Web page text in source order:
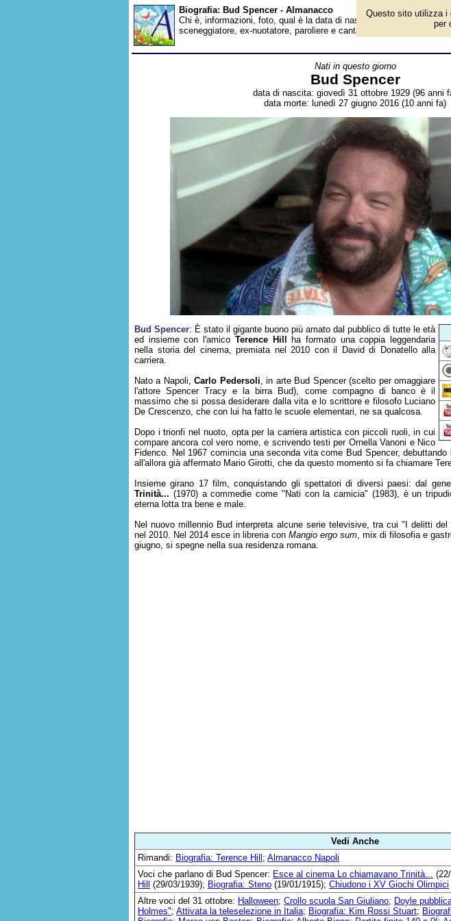
Biografia: Bud Spencer - Almanacco
Chi è, informazioni, foto, qual è la data di nascita, dove è nato,
sceneggiatore, ex-nuotatore, paroliere e cantante italiano. Breve
Nati in questo giorno
Bud Spencer
data di nascita: giovedì 31 ottobre 1929 (96 anni
data morte: lunedì 27 giugno 2016 (10 anni fa)
Bud Spencer: È stato il gigante buono più amato dal pubblico di tutte le età
ed insieme con l'amico Terence Hill
ha formato una coppia leggendaria
nella storia del cinema, premiata nel 2010 con il David di Donatello alla
carriera.
Nato a Napoli,Carlo Pedersoli, in arte Bud Spencer (scelto per omaggiare
l'attore Spencer Tracy e la birra Bud), come compagno di banco è il
massimo che si possa desiderare dalla vita e lo scrittore e filosofo Luciano
De Crescenzo, che con lui ha fatto le scuole elementari, ne sa qualcosa.
Dopo i trionfi nel nuoto, opta per la carriera artistica con piccoli ruoli, in cui
compare ancora col vero nome, e scrivendo testi per Ornella Vanoni e Nico
Fidenco. Nel 1967 comincia una seconda vita come Bud Spencer, debuttando
all'allora già affermato Mario Girotti, che da questo momento si fa chiamare
Insieme girano 17 film, conquistando gli spettatori di diversi paesi: dal
Trinità... (1970) a commedie come "Nati con la camicia" (1983), è un
eterna lotta tra bene e male.
Nel nuovo millennio Bud interpreta alcune serie televisive, tra cui "I delitti
nel 2010. Nel 2014 esce in libreria con Mangio ergo sum, mix di filosofia e
giugno, si spegne nella sua residenza romana.
Vedi Anche
Rimandi: Biografia: Terence Hill ; Almanacco Napoli
Voci che parlano di Bud Spencer: Esce al cinema Lo chiamavano Trinità...
Hill
(29/03/1939); Biografia: Steno (19/01/1915); Chiudono i XV Giochi Olimpici
Altre voci del 31 ottobre: Halloween; Crollo scuola San Giuliano; Doyle
Holmes"; Attivata la teleselezione in Italia; Biografia: Kim Rossi Stuart;
Questo sito utilizza i
per